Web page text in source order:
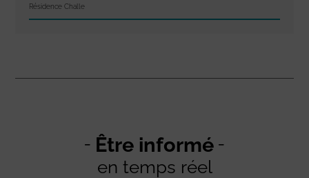
Résidence Challe
Être informé
en temps réel